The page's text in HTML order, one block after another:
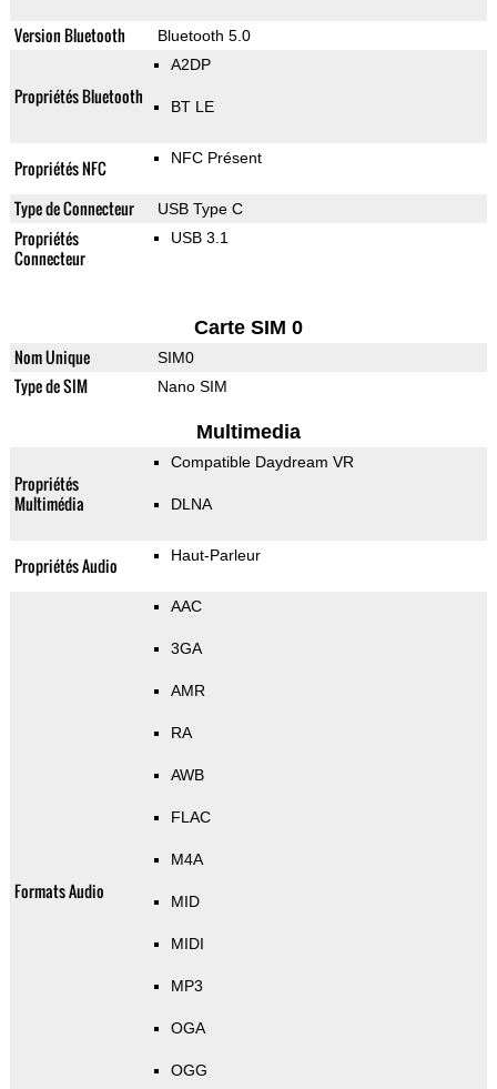
Version Bluetooth Bluetooth 5.0
Propriétés Bluetooth
A2DP
BT LE
Propriétés NFC NFC Présent
Type de Connecteur USB Type C
Propriétés
Connecteur
USB 3.1
Carte SIM 0
Nom Unique SIM0
Type de SIM Nano SIM
Multimedia
Propriétés
Multimédia
Compatible Daydream VR
DLNA
Propriétés Audio Haut-Parleur
Formats Audio
AAC
3GA
AMR
RA
AWB
FLAC
M4A
MID
MIDI
MP3
OGA
OGG